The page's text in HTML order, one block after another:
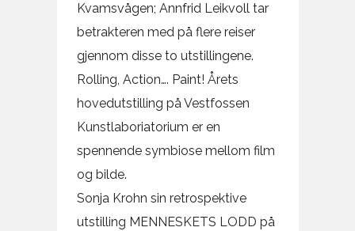
Kvamsvågen; Annfrid Leikvoll tar
betrakteren med på flere reiser
gjennom disse to utstillingene.
Rolling, Action…. Paint! Årets
hovedutstilling på Vestfossen
Kunstlaboriatorium er en
spennende symbiose mellom film
og bilde.
Sonja Krohn sin retrospektive
utstilling MENNESKETS LODD på